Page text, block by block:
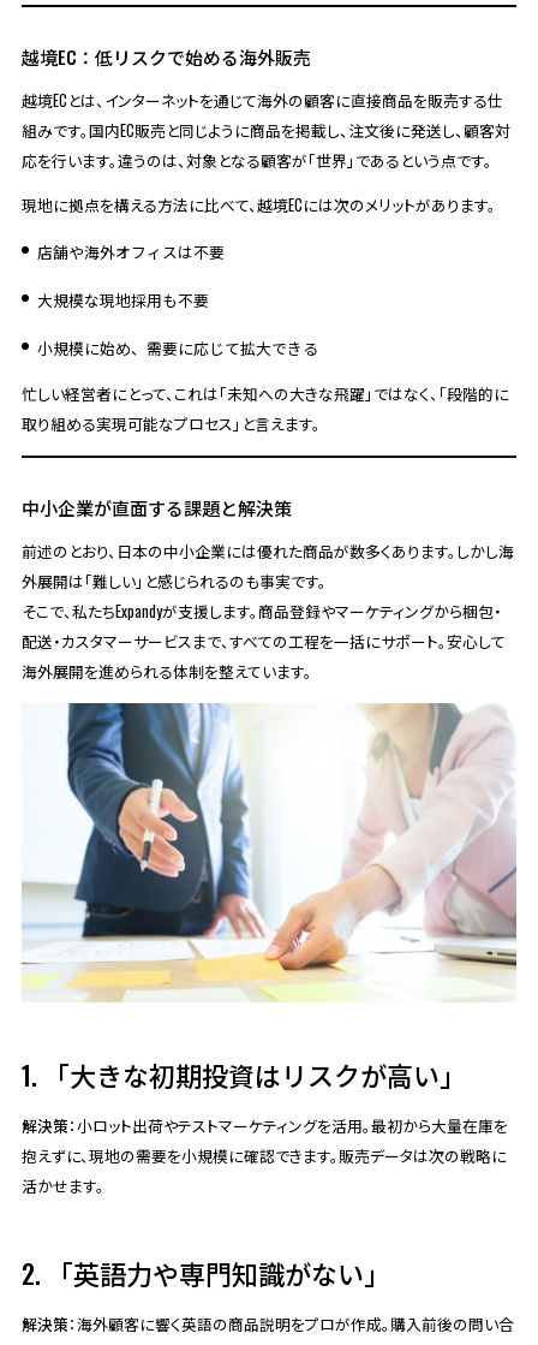
越境EC：低リスクで始める海外販売
越境ECとは、インターネットを通じて海外の顧客に直接商品を販売する仕
組みです。国内EC販売と同じように商品を掲載し、注文後に発送し、顧客対
応を行います。違うのは、対象となる顧客が「世界」であるという点です。
現地に拠点を構える方法に比べて、越境ECには次のメリットがあります。
店舗や海外オフィスは不要
大規模な現地採用も不要
小規模に始め、需要に応じて拡大できる
忙しい経営者にとって、これは「未知への大きな飛躍」ではなく、「段階的に
取り組める実現可能なプロセス」と言えます。
中小企業が直面する課題と解決策
前述のとおり、日本の中小企業には優れた商品が数多くあります。しかし海
外展開は「難しい」と感じられるのも事実です。
そこで、私たちExpandyが支援します。商品登録やマーケティングから梱包・
配送・カスタマーサービスまで、すべての工程を一括にサポート。安心して
海外展開を進められる体制を整えています。
1. 「大きな初期投資はリスクが高い」
解決策：小ロット出荷やテストマーケティングを活用。最初から大量在庫を
抱えずに、現地の需要を小規模に確認できます。販売データは次の戦略に
活かせます。
2. 「英語力や専門知識がない」
解決策：海外顧客に響く英語の商品説明をプロが作成。購入前後の問い合